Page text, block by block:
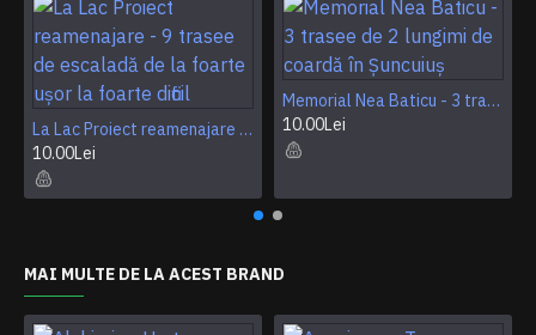
Pentru donație o singură dată selectază din această
paginăAdaugă în rucsacși continuă cu completarea
datelor tale personale și ale carduluid e pe care faci plata.
La Lac Proiect reamenajare - 9 trasee de escaladă de la foarte ușor la foarte dificil
10.00Lei
Memorial Nea Baticu - 3 trasee de 2 lungimi de coardă în Șuncuiuș
10.00Lei
MAI MULTE DE LA ACEST BRAND